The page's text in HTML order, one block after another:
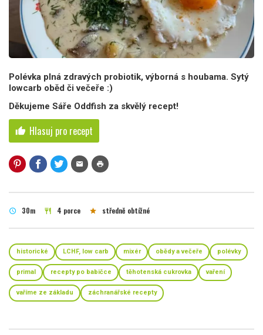
Polévka plná zdravých probiotik, výborná s houbama. Sytý
lowcarb oběd či večeře :)
Děkujeme Sáře Oddfish za skvělý recept!
thumb_up Hlasuj pro recept
mail print
schedule 30m restaurant 4 porce star středně obtížné
historické LCHF, low carb mixér obědy a večeře polévky
primal recepty po babičce těhotenská cukrovka vaření
vaříme ze základu záchranářské recepty